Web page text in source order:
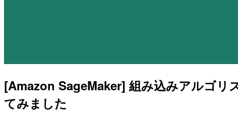
[Amazon SageMaker] 組み込みアルゴリ
てみました